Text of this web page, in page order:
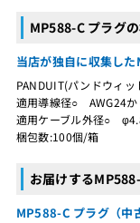
MP588-C プラグ
当店が独自に収集し
PANDUIT(パンドウィ
適用導線径○ AWG24か
適用ケーブル外径○
梱包数:100個/箱
お届けする
MP588-C プラグ（中